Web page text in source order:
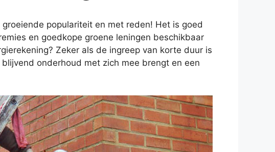
populariteit en met reden! Het is goed
en goedkope groene leningen beschikbaar
Zeker als de ingreep van korte duur is
onderhoud met zich mee brengt en een